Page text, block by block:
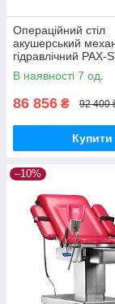
Операційний стіл
акушерський
гідравлічний PAX-
Медапаратура
В наявності 7 од.
86 856 ₴ 92 400
Купити
–10%